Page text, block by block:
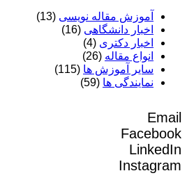
آموزش مقاله نویسی (13)
اخبار دانشگاهی (16)
اخبار دکتری (4)
انواع مقاله (26)
سایر آموزش ها (115)
نمایندگی ها (59)
Email
Facebook
LinkedIn
Instagram